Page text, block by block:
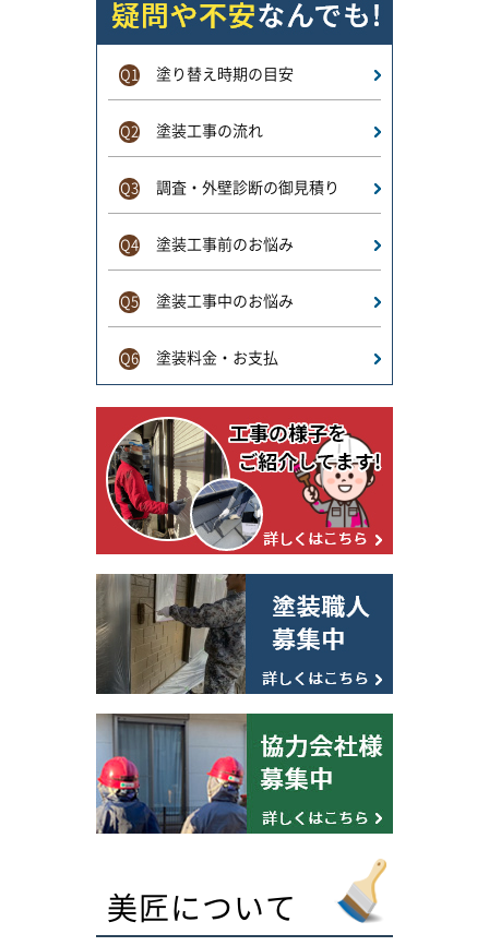
Q1 塗り替え時期の目安
Q2 塗装工事の流れ
Q3 調査・外壁診断の御見積り
Q4 塗装工事前のお悩み
Q5 塗装工事中のお悩み
Q6 塗装料金・お支払
美匠について